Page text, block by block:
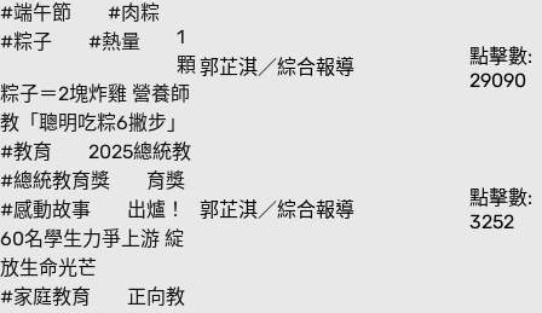
#端午節
#肉粽
#粽子
#熱量
1
顆
粽子＝2塊炸雞 營養師
教「聰明吃粽6撇步」
郭芷淇／綜合報導
點擊數:
29090
#教育
#總統教育獎
#感動故事
2025總統教
育獎
出爐！
60名學生力爭上游 綻
放生命光芒
郭芷淇／綜合報導
點擊數:
3252
#家庭教育
正向教